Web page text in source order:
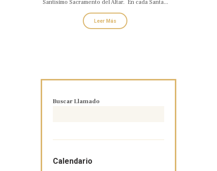
Santísimo Sacramento del Altar. En cada Santa...
Leer Más
Buscar Llamado
Calendario